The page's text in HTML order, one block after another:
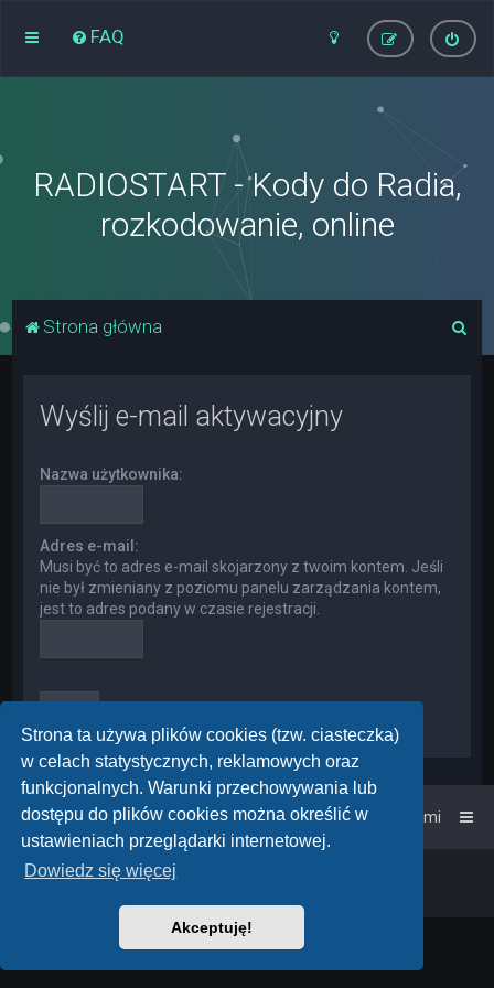
Strona ta używa plików cookies (tzw. ciasteczka)
w celach statystycznych, reklamowych oraz
funkcjonalnych. Warunki przechowywania lub
dostępu do plików cookies można określić w
ustawieniach przeglądarki internetowej.
Dowiedz się więcej
Akceptuję!
FAQ
RADIOSTART - Kody do Radia,
rozkodowanie, online
Strona główna
Wyślij e-mail aktywacyjny
Nazwa użytkownika:
Adres e-mail:
Musi być to adres e-mail skojarzony z twoim kontem. Jeśli
nie był zmieniany z poziomu panelu zarządzania kontem,
jest to adres podany w czasie rejestracji.
Strona główna Kontakt z nami
Powered byphpBB™• Design by